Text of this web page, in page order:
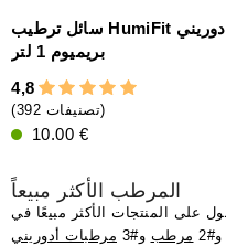
سائل ترطيب HumiFit أدوريني
بريميوم 1 لتر
4,8
(392 تصنيفات)
10.00 €
المرطب الأكثر مبيعاً
و#2 مرطب و#3 مرطبات أدوريني